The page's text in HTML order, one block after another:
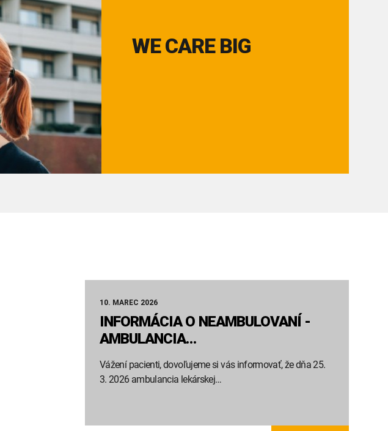
WE CARE BIG
10. MAREC 2026
INFORMÁCIA O NEAMBULOVANÍ -
AMBULANCIA…
Vážení pacienti, dovoľujeme si vás informovať, že dňa 25.
3. 2026 ambulancia lekárskej…